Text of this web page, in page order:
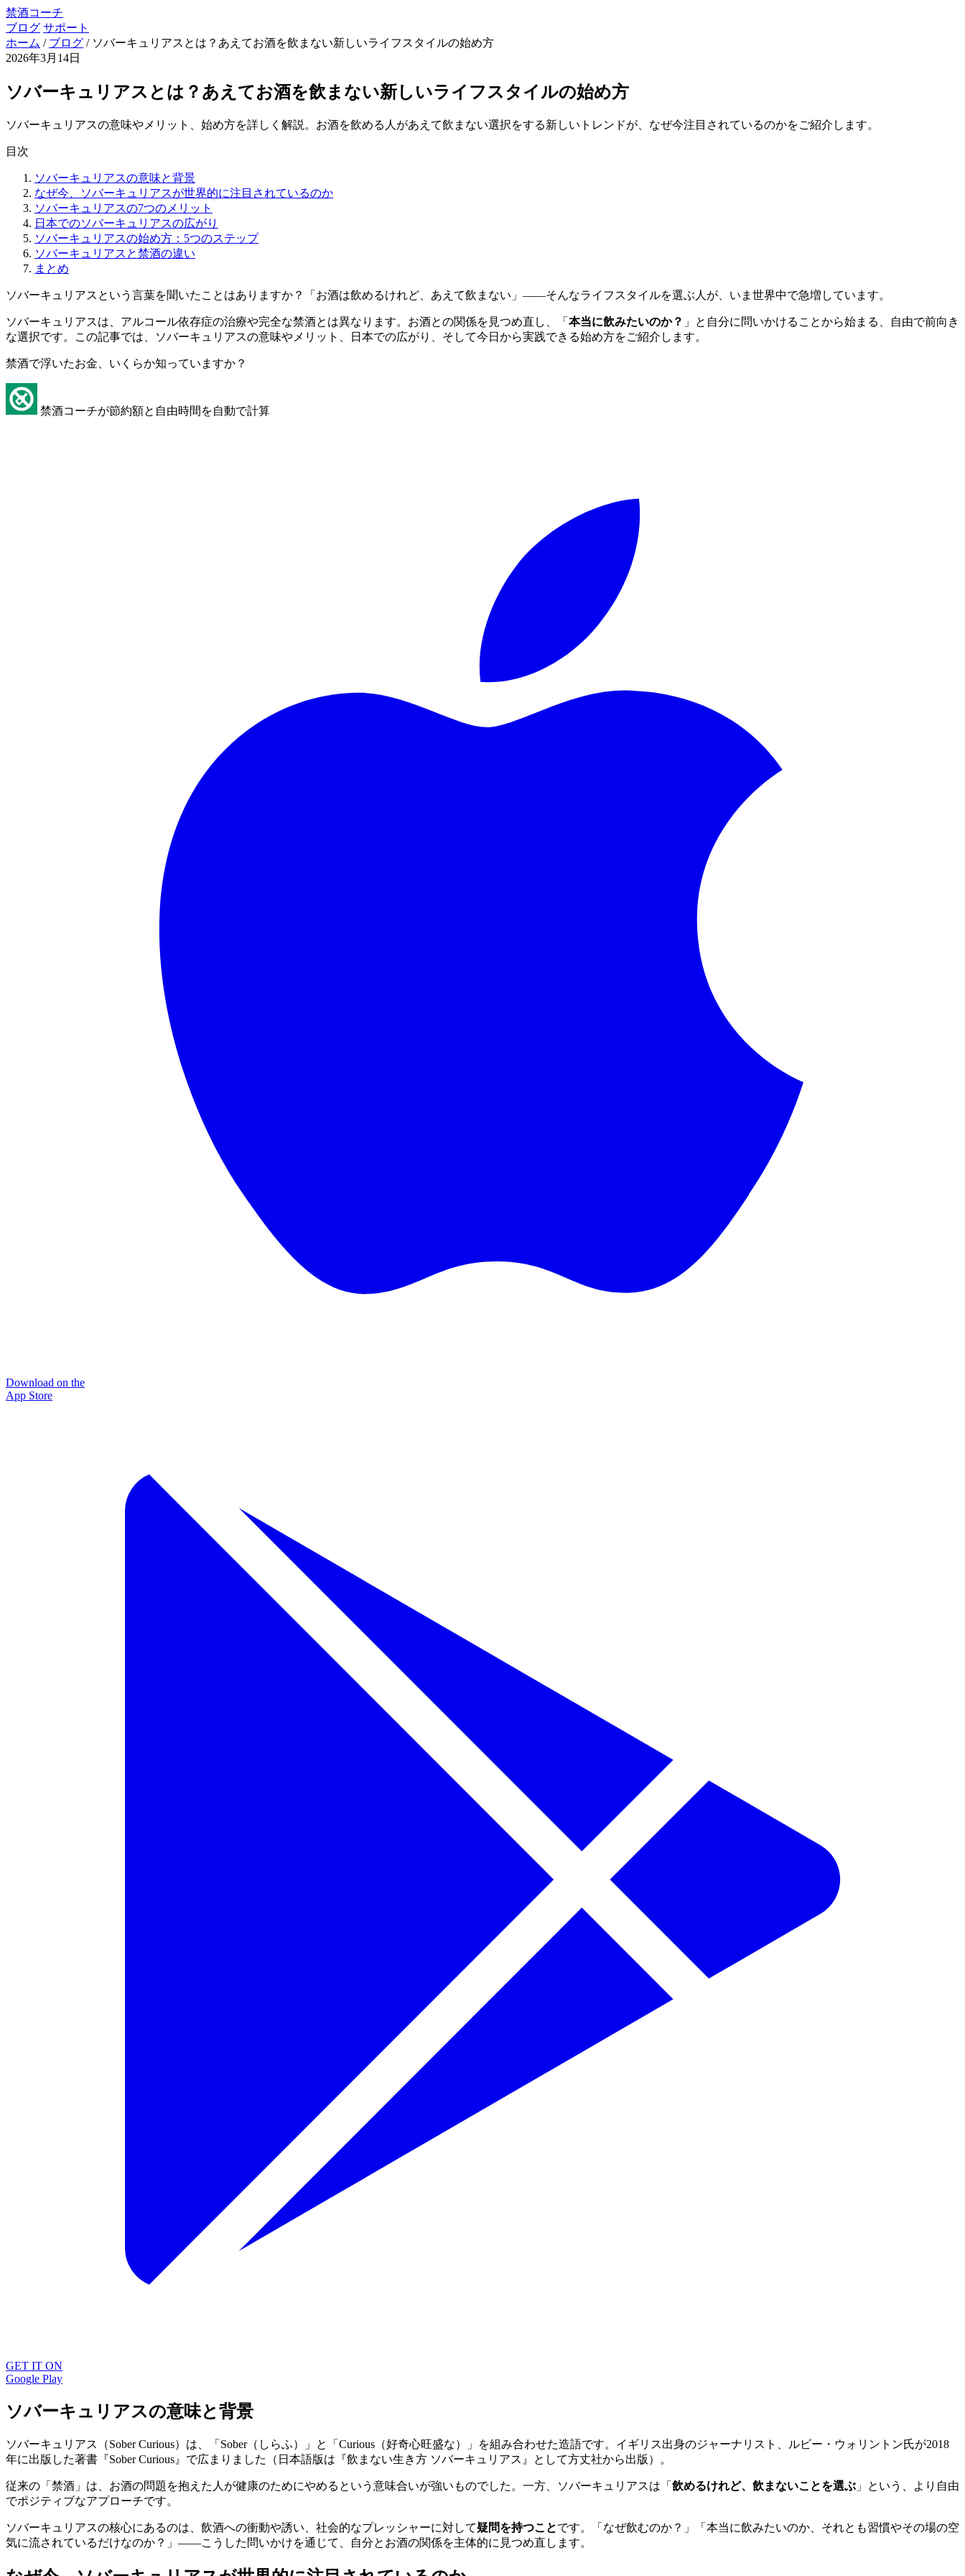
禁酒コーチ
ブログ サポート
ホーム / ブログ / ソバーキュリアスとは？あえてお酒を飲まない新しいライフスタイルの始め方
2026年3月14日
ソバーキュリアスとは？あえてお酒を飲まない新しいライフスタイルの始め方
ソバーキュリアスの意味やメリット、始め方を詳しく解説。お酒を飲める人があえて飲まない選択をする新しいトレンドが、なぜ今注目されているのかをご紹介します。
目次
ソバーキュリアスの意味と背景
なぜ今、ソバーキュリアスが世界的に注目されているのか
ソバーキュリアスの7つのメリット
日本でのソバーキュリアスの広がり
ソバーキュリアスの始め方：5つのステップ
ソバーキュリアスと禁酒の違い
まとめ
ソバーキュリアスという言葉を聞いたことはありますか？「お酒は飲めるけれど、あえて飲まない」——そんなライフスタイルを選ぶ人が、いま世界中で急増しています。
ソバーキュリアスは、アルコール依存症の治療や完全な禁酒とは異なります。お酒との関係を見つめ直し、「 本当に飲みたいのか？ 」と自分に問いかけることから始まる、自由で前向き
な選択です。この記事では、ソバーキュリアスの意味やメリット、日本での広がり、そして今日から実践できる始め方をご紹介します。
禁酒で浮いたお金、いくらか知っていますか？
禁酒コーチが節約額と自由時間を自動で計算
Download on the
App Store
GET IT ON
Google Play
ソバーキュリアスの意味と背景
ソバーキュリアス（Sober Curious）は、「Sober（しらふ）」と「Curious（好奇心旺盛な）」を組み合わせた造語です。イギリス出身のジャーナリスト、ルビー・ウォリントン氏が2018
年に出版した著書『Sober Curious』で広まりました（日本語版は『飲まない生き方 ソバーキュリアス』として方丈社から出版）。
従来の「禁酒」は、お酒の問題を抱えた人が健康のためにやめるという意味合いが強いものでした。一方、ソバーキュリアスは「 飲めるけれど、飲まないことを選ぶ 」という、より自由
でポジティブなアプローチです。
ソバーキュリアスの核心にあるのは、飲酒への衝動や誘い、社会的なプレッシャーに対して疑問を持つことです。「なぜ飲むのか？」「本当に飲みたいのか、それとも習慣やその場の空
気に流されているだけなのか？」——こうした問いかけを通じて、自分とお酒の関係を主体的に見つめ直します。